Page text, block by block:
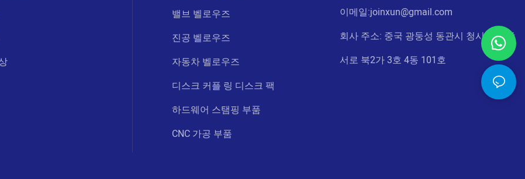
밸브 벨로우즈
진공 벨로우즈
자동차 벨로우즈
디스크 커플 링 디스크 팩
하드웨어 스탬핑 부품
CNC 가공 부품
이메일:joinxun@gmail.com
회사 주소: 중국 광둥성 동관시 청시진 샹망
서로 북2가 3호 4동 101호